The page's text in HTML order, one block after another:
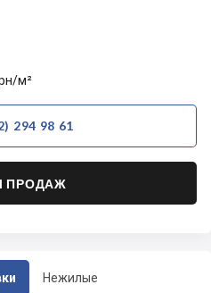
Нежилые
м²
294 98 61
ПРОДАЖ